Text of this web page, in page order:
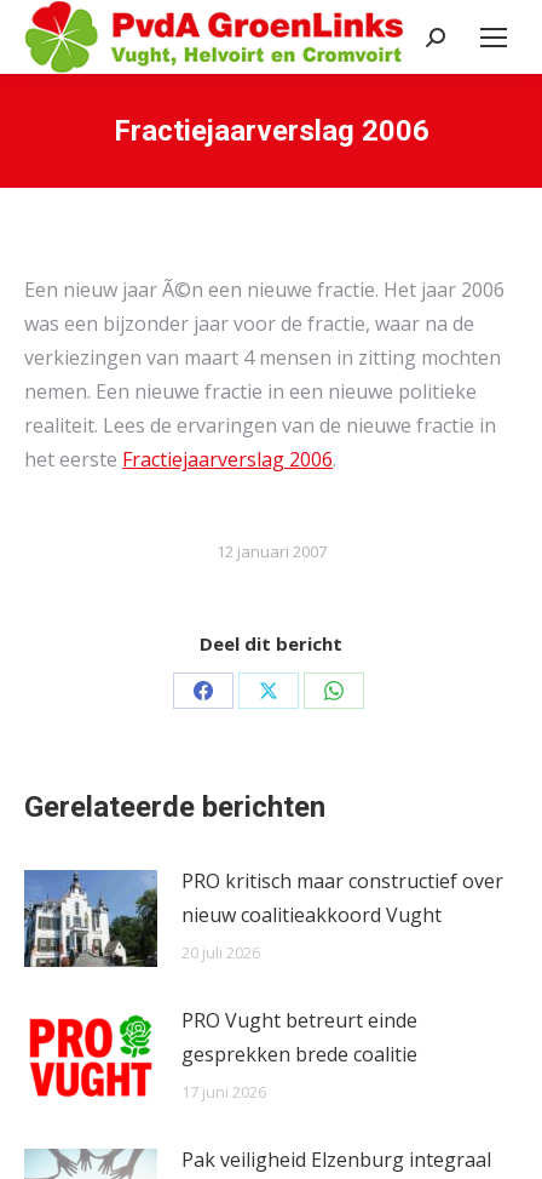
Search:
Fractiejaarverslag 2006
Een nieuw jaar Ã©n een nieuwe fractie. Het jaar 2006
was een bijzonder jaar voor de fractie, waar na de
verkiezingen van maart 4 mensen in zitting mochten
nemen. Een nieuwe fractie in een nieuwe politieke
realiteit. Lees de ervaringen van de nieuwe fractie in
het eerste Fractiejaarverslag 2006.
12 januari 2007
Deel dit bericht
Share Share Share
Gerelateerde berichten
PRO kritisch maar constructief over
nieuw coalitieakkoord Vught
20 juli 2026
PRO Vught betreurt einde
gesprekken brede coalitie
17 juni 2026
Pak veiligheid Elzenburg integraal